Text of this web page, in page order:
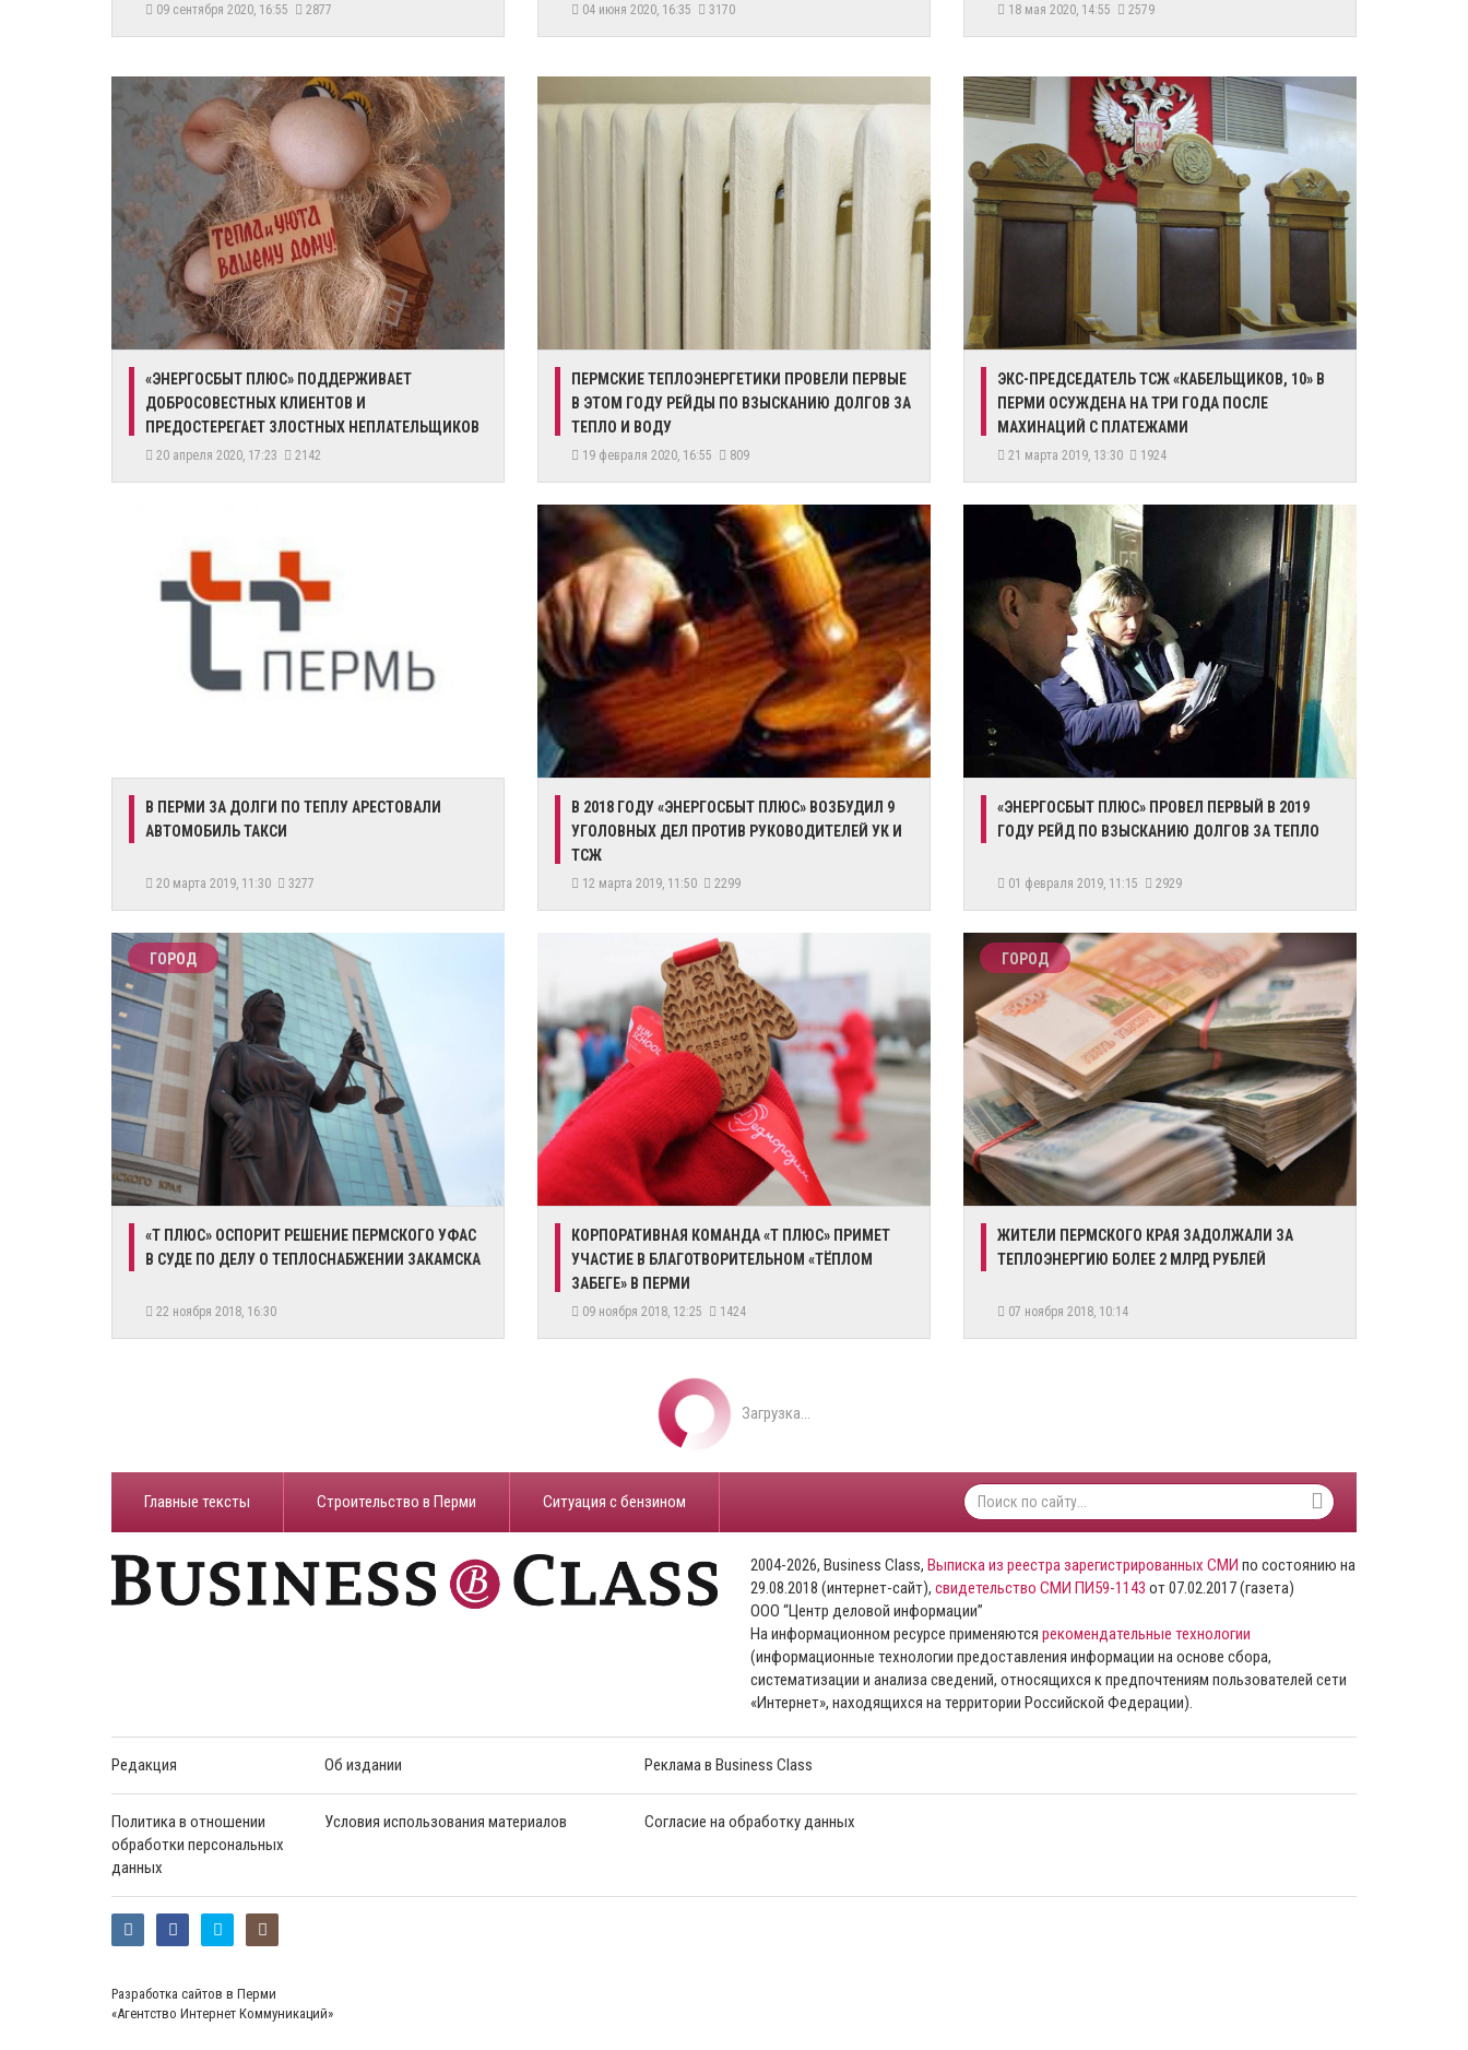
09 сентября 2020, 16:55 2877 04 июня 2020, 16:35 3170 18 мая 2020, 14:55 2579
«ЭНЕРГОСБЫТ ПЛЮС» ПОДДЕРЖИВАЕТ
ДОБРОСОВЕСТНЫХ КЛИЕНТОВ И
ПРЕДОСТЕРЕГАЕТ ЗЛОСТНЫХ НЕПЛАТЕЛЬЩИКОВ
20 апреля 2020, 17:23 2142
​ПЕРМСКИЕ ТЕПЛОЭНЕРГЕТИКИ ПРОВЕЛИ ПЕРВЫЕ
В ЭТОМ ГОДУ РЕЙДЫ ПО ВЗЫСКАНИЮ ДОЛГОВ ЗА
ТЕПЛО И ВОДУ
19 февраля 2020, 16:55 809
ЭКС-ПРЕДСЕДАТЕЛЬ ТСЖ «КАБЕЛЬЩИКОВ, 10» В
ПЕРМИ ОСУЖДЕНА НА ТРИ ГОДА ПОСЛЕ
МАХИНАЦИЙ С ПЛАТЕЖАМИ
21 марта 2019, 13:30 1924
В ПЕРМИ ЗА ДОЛГИ ПО ТЕПЛУ АРЕСТОВАЛИ
АВТОМОБИЛЬ ТАКСИ
20 марта 2019, 11:30 3277
В 2018 ГОДУ «ЭНЕРГОСБЫТ ПЛЮС» ВОЗБУДИЛ 9
УГОЛОВНЫХ ДЕЛ ПРОТИВ РУКОВОДИТЕЛЕЙ УК И
ТСЖ
12 марта 2019, 11:50 2299
«ЭНЕРГОСБЫТ ПЛЮС» ПРОВЕЛ ПЕРВЫЙ В 2019
ГОДУ РЕЙД ПО ВЗЫСКАНИЮ ДОЛГОВ ЗА ТЕПЛО
01 февраля 2019, 11:15 2929
ГОРОД
​«Т ПЛЮС» ОСПОРИТ РЕШЕНИЕ ПЕРМСКОГО УФАС
В СУДЕ ПО ДЕЛУ О ТЕПЛОСНАБЖЕНИИ ЗАКАМСКА
22 ноября 2018, 16:30
КОРПОРАТИВНАЯ КОМАНДА «Т ПЛЮС» ПРИМЕТ
УЧАСТИЕ В БЛАГОТВОРИТЕЛЬНОМ «ТЁПЛОМ
ЗАБЕГЕ» В ПЕРМИ
09 ноября 2018, 12:25 1424
ГОРОД
​ЖИТЕЛИ ПЕРМСКОГО КРАЯ ЗАДОЛЖАЛИ ЗА
ТЕПЛОЭНЕРГИЮ БОЛЕЕ 2 МЛРД РУБЛЕЙ
07 ноября 2018, 10:14
Загрузка...
Главные тексты Строительство в Перми ​Ситуация с бензином
2004-2026, Business Class, Выписка из реестра зарегистрированных СМИ по состоянию на
29.08.2018 (интернет-сайт), свидетельство СМИ ПИ59-1143 от 07.02.2017 (газета)
ООО “Центр деловой информации”
На информационном ресурсе применяются рекомендательные технологии
(информационные технологии предоставления информации на основе сбора,
систематизации и анализа сведений, относящихся к предпочтениям пользователей сети
«Интернет», находящихся на территории Российской Федерации).
Редакция Об издании Реклама в Business Class
Политика в отношении
обработки персональных
данных
Условия использования материалов Согласие на обработку данных
Разработка сайтов в Перми
«Агентство Интернет Коммуникаций»